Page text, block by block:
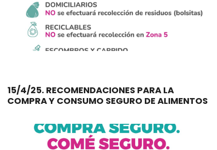
15/4/25. RECOMENDACIONES PARA LA
COMPRA Y CONSUMO SEGURO DE ALIMENTOS